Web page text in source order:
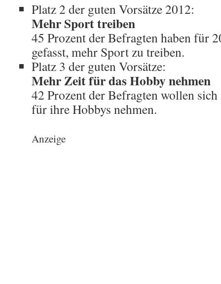
Platz 2 der guten Vorsätze 2012:
Mehr Sport treiben
45 Prozent der Befragten haben für
gefasst, mehr Sport zu treiben.
Platz 3 der guten Vorsätze:
Mehr Zeit für das Hobby nehmen
42 Prozent der Befragten wollen
für ihre Hobbys nehmen.
Anzeige